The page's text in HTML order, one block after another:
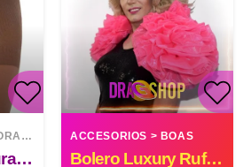
CORRECCIÓN CORPORAL PANTIES
Medias De Cintura Alta Medias Delgadas
ACCESORIOS > BOAS
Bolero Luxury Ruffle Organza Custom Made